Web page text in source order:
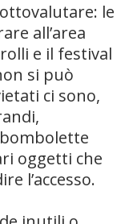
le
all’area
e il festival
si può
ci sono,
oggetti che
l’accesso.